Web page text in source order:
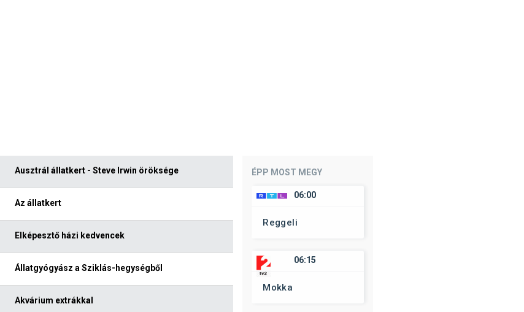
Ausztrál állatkert - Steve Irwin öröksége
Az állatkert
Elképesztő házi kedvencek
Állatgyógyász a Sziklás-hegységből
Akvárium extrákkal
ÉPP MOST MEGY
06:00
Reggeli
06:15
Mokka